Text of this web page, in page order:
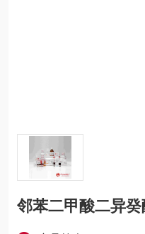
邻苯二甲酸二异